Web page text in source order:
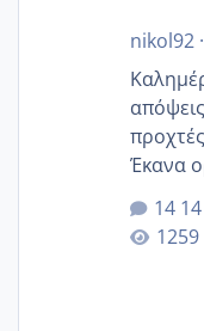
nikol92·
απόψεις, γιατί κοντεύω να
Έκανα
για
στην